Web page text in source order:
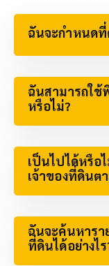
ฉันจะกำหนดที่
ฉันสามารถใช้
หรือไม่?
เป็นไปได้หรือ
เจ้าของที่ดินต
ฉันจะค้นหารา
ที่ดินได้อย่างไร